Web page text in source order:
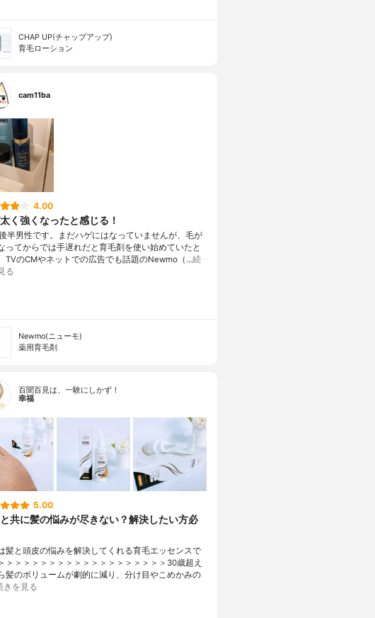
CHAP UP(チャップアップ)
育毛ローション
cam11ba
4.00
く強くなったと感じる！
半男性です。まだハゲにはなっていませんが、毛が
ってからでは手遅れだと育毛剤を使い始めていたと
TVのCMやネットでの広告でも話題のNewmo（…続
る
Newmo(ニューモ)
薬用育毛剤
百聞百見は、一験にしかず！
幸福
5.00
共に髪の悩みが尽きない？解決したい方必
髪と頭皮の悩みを解決してくれる育毛エッセンスで
＞＞＞＞＞＞＞＞＞＞＞＞＞＞＞＞＞＞＞30歳超え
髪のボリュームが劇的に減り、分け目やこめかみの
きを見る